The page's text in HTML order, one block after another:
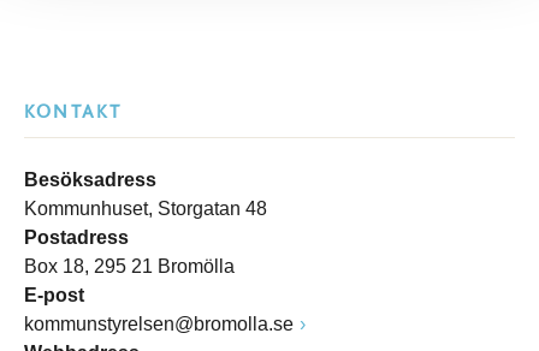
KONTAKT
Besöksadress
Kommunhuset, Storgatan 48
Postadress
Box 18, 295 21 Bromölla
E-post
kommunstyrelsen@bromolla.se